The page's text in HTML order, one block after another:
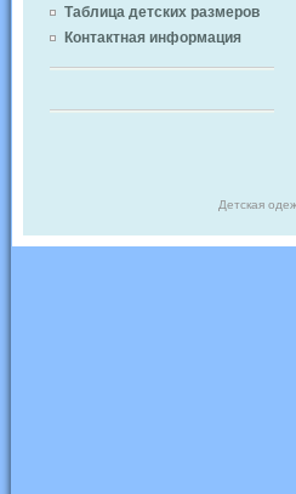
Таблица детских размеров
Контактная информация
Детская